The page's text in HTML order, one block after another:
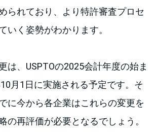
られており、より特許審査プロセ
いく姿勢がわかります。
は、USPTOの2025会計年度の始ま
月1日に実施される予定です。そ
に今から各企業はこれらの変更を
の再評価が必要となるでしょう。